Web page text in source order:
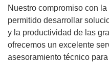
Nuestro compromiso con
permitido desarrollar
y la productividad de las
ofrecemos un excelente
asesoramiento técnico